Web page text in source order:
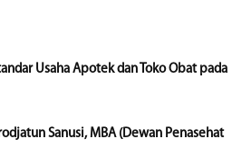
Usaha Apotek dan Toko Obat pada
Sanusi, MBA (Dewan Penasehat